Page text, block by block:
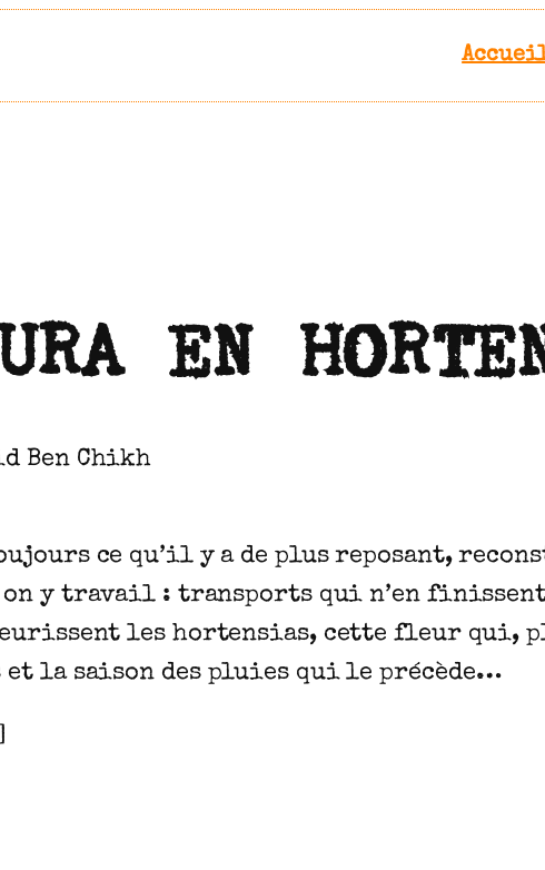
EN
Ben Chikh
ce qu’il y a de plus reposant,
on y travail : transports qui n’en
les hortensias, cette fleur qui,
et la saison des pluies qui le précède…